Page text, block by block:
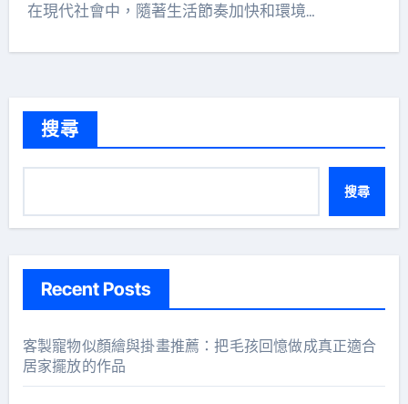
在現代社會中，隨著生活節奏加快和環境…
搜尋
搜尋
Recent Posts
客製寵物似顏繪與掛畫推薦：把毛孩回憶做成真正適合
居家擺放的作品